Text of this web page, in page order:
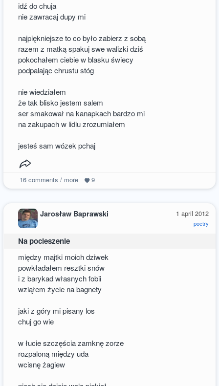
idź do chuja
nie zawracaj dupy mi
najpiękniejsze to co było zabierz z sobą
razem z matką spakuj swe walizki dziś
pokochałem ciebie w blasku świecy
podpalając chrustu stóg
nie wiedziałem
że tak blisko jestem salem
ser smakował na kanapkach bardzo mi
na zakupach w lidlu zrozumiałem
jesteś sam wózek pchaj
16comments / more 9
1 april 2012
poetry
Jarosław Baprawski
Na pocieszenie
między majtki moich dziwek
powkładałem resztki snów
i z barykad własnych fobii
wziąłem życie na bagnety
jaki z góry mi pisany los
chuj go wie
w łucie szczęścia zamknę zorze
rozpaloną między uda
wcisnę żagiew